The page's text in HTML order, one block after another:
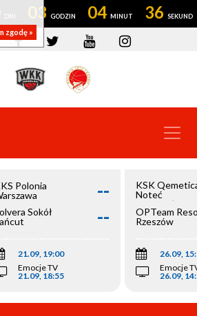
03 04 35
Polonia
--
Sokół
--
21.09, 19:00
Emocje TV
21.09, 18:55
KSK
Noteć
Inowrocław
OPTeam
Rzeszów
26.09,
Emocje
26.09,
zgodę »